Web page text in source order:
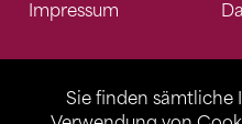
Sie finden sämtliche
Impressum